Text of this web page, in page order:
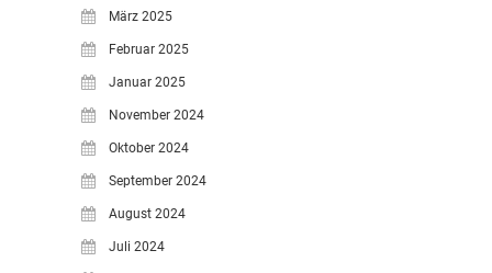
März 2025
Februar 2025
Januar 2025
November 2024
Oktober 2024
September 2024
August 2024
Juli 2024